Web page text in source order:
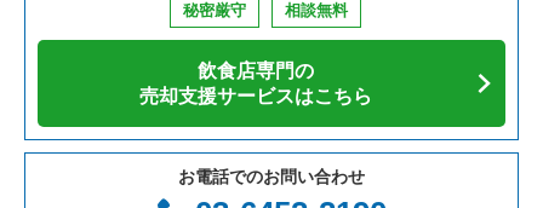
秘密厳守 相談無料
飲食店専門の
売却支援サービスはこちら
お電話でのお問い合わせ